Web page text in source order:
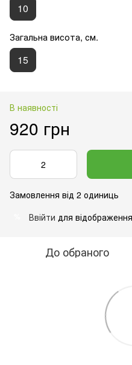
10
Загальна висота, см.
15
В наявності
920 грн
Замовлення від 2 одиниць
Ввійти для
До обраного